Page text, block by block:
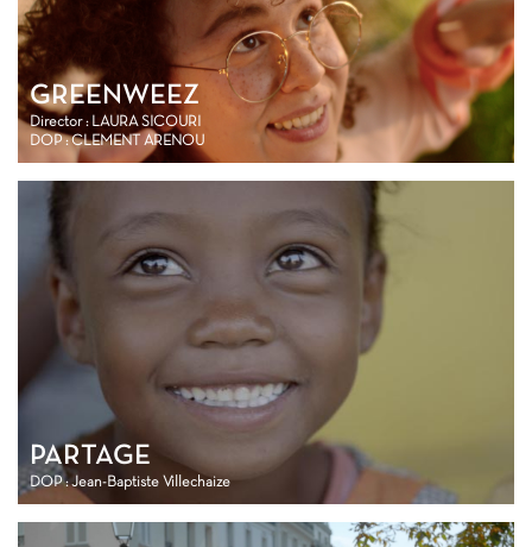
GREENWEEZ
Director : LAURA SICOURI
DOP : CLEMENT ARENOU
PARTAGE
DOP : Jean-Baptiste Villechaize